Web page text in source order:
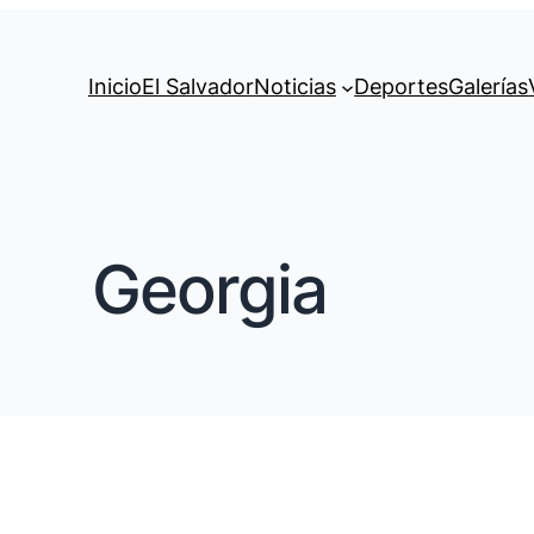
InicioEl SalvadorNoticias DeportesGalerías
Georgia